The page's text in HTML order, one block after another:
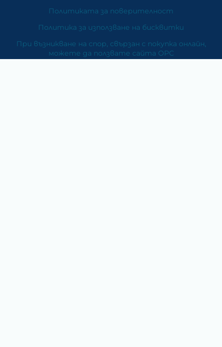
Политиката за поверителност
Политика за използване на бисквитки
При възникване на спор, свързан с покупка онлайн,
можете да ползвате сайта ОРС